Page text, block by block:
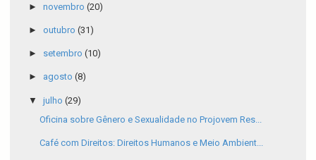
► novembro (20)
► outubro (31)
► setembro (10)
► agosto (8)
▼ julho (29)
Oficina sobre Gênero e Sexualidade no Projovem Res...
Café com Direitos: Direitos Humanos e Meio Ambient...